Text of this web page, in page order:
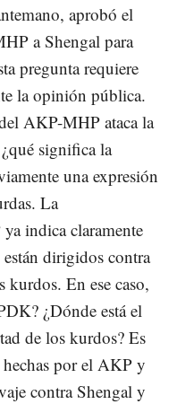
aprobó el
a Shengal para
pregunta requiere
la opinión pública.
AKP-MHP ataca la
significa la
una expresión
La
indica claramente
dirigidos contra
kurdos. En ese caso,
¿Dónde está el
de los kurdos? Es
por el AKP y
contra Shengal y